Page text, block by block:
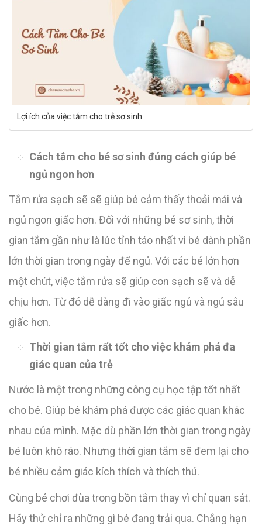
Lợi ích của việc tắm cho trẻ sơ sinh
Cách tắm cho bé sơ sinh đúng cách giúp bé
ngủ ngon hơn
Tắm rửa sạch sẽ sẽ giúp bé cảm thấy thoải mái và
ngủ ngon giấc hơn. Đối với những bé sơ sinh, thời
gian tắm gần như là lúc tỉnh táo nhất vì bé dành phần
lớn thời gian trong ngày để ngủ. Với các bé lớn hơn
một chút, việc tắm rửa sẽ giúp con sạch sẽ và dễ
chịu hơn. Từ đó dễ dàng đi vào giấc ngủ và ngủ sâu
giấc hơn.
Thời gian tắm rất tốt cho việc khám phá đa
giác quan của trẻ
Nước là một trong những công cụ học tập tốt nhất
cho bé. Giúp bé khám phá được các giác quan khác
nhau của mình. Mặc dù phần lớn thời gian trong ngày
bé luôn khô ráo. Nhưng thời gian tắm sẽ đem lại cho
bé nhiều cảm giác kích thích và thích thú.
Cùng bé chơi đùa trong bồn tắm thay vì chỉ quan sát.
Hãy thử chỉ ra những gì bé đang trải qua. Chẳng hạn